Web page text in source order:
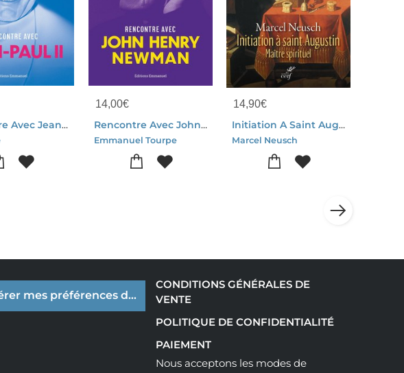
Rencontre Avec Jean-paul Ii
14,00€
Rencontre Avec John Henry Newman
Emmanuel Tourpe
14,90€
Initiation A Saint Augustin : Maitre Spirituel
Marcel Neusch
mes préférences de cookies
CONDITIONS GÉNÉRALES DE
VENTE
POLITIQUE DE CONFIDENTIALITÉ
PAIEMENT
Nous acceptons les modes de